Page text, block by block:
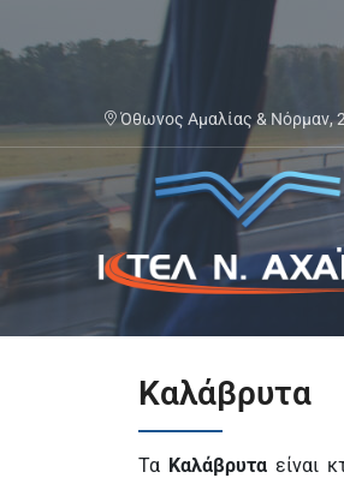
στο
Όθωνος Αμαλίας & Νόρμαν,
ΚΤΕΛ Ν. ΑΧΑΪΑΣ
Καλάβρυτα
Τα Καλάβρυταείναι